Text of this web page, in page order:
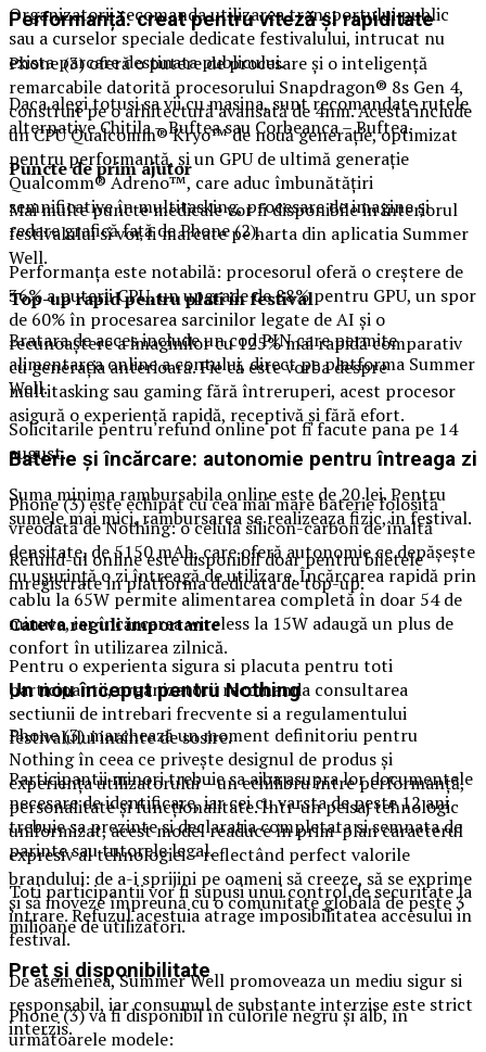
Performanță: creat pentru viteză și rapiditate
Phone (3) oferă o putere de procesare și o inteligență
remarcabile datorită procesorului Snapdragon® 8s Gen 4,
construit pe o arhitectură avansată de 4nm. Acesta include
un CPU Qualcomm® Kryo™ de nouă generație, optimizat
pentru performanță, și un GPU de ultimă generație
Qualcomm® Adreno™, care aduc îmbunătățiri
semnificative în multitasking, procesare de imagine și
redare grafică față de Phone (2).
Performanța este notabilă: procesorul oferă o creștere de
36% a puterii CPU, un upgrade de 88% pentru GPU, un spor
de 60% în procesarea sarcinilor legate de AI și o
recunoaștere a imaginilor cu 125% mai rapidă comparativ
cu generația anterioară. Fie că este vorba despre
multitasking sau gaming fără întreruperi, acest procesor
asigură o experiență rapidă, receptivă și fără efort.
Baterie șiîncărcare: autonomie pentru întreaga zi
Phone (3) este echipat cu cea mai mare baterie folosită
vreodată de Nothing: o celulă silicon-carbon de înaltă
densitate, de 5150 mAh, care oferă autonomie ce depășește
cu ușurință o zi întreagă de utilizare. Încărcarea rapidă prin
cablu la 65W permite alimentarea completă în doar 54 de
minute, iar încărcarea wireless la 15W adaugă un plus de
confort în utilizarea zilnică.
Un nou început pentru Nothing
Phone (3) marchează un moment definitoriu pentru
Nothing în ceea ce privește designul de produs și
experiența utilizatorului – un echilibru între performanță,
personalitate și funcționalitate. Într-un peisaj tehnologic
uniformizat, acest model readuce în prim-plan caracterul
expresiv al tehnologiei – reflectând perfect valorile
brandului: de a-i sprijini pe oameni să creeze, să se exprime
și să inoveze împreună cu o comunitate globală de peste 3
milioane de utilizatori.
Preț și disponibilitate
Phone (3) va fi disponibil în culorile negru și alb, în
următoarele modele:
Organizatorii recomanda utilizarea transportului public
sau a curselor speciale dedicate festivalului, intrucat nu
exista parcare destinata publicului.
Daca alegi totusi sa vii cu masina, sunt recomandate rutele
alternative Chitila – Buftea sau Corbeanca – Buftea.
Puncte de prim ajutor
Mai multe puncte medicale vor fi disponibile in interiorul
festivalului si vor fi marcate pe harta din aplicatia Summer
Well.
Top-up rapid pentru plati in festival
Bratara de acces include un cod PIN care permite
alimentarea online a contului, direct pe platforma Summer
Well.
Solicitarile pentru refund online pot fi facute pana pe 14
august.
Suma minima rambursabila online este de 20 lei. Pentru
sumele mai mici, rambursarea se realizeaza fizic, in festival.
Refund-ul online este disponibil doar pentru biletele
inregistrate in platforma dedicata de top-up.
Cateva reguli importante
Pentru o experienta sigura si placuta pentru toti
participantii, organizatorii recomanda consultarea
sectiunii de intrebari frecvente si a regulamentului
festivalului inainte de sosire.
Participantii minori trebuie sa aiba asupra lor documentele
necesare de identificare, iar cei cu varsta de peste 12 ani
trebuie sa prezinte si declaratia completata si semnata de
parinte sau tutorele legal.
Toti participantii vor fi supusi unui control de securitate la
intrare. Refuzul acestuia atrage imposibilitatea accesului in
festival.
De asemenea, Summer Well promoveaza un mediu sigur si
responsabil, iar consumul de substante interzise este strict
interzis.